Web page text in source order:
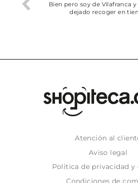
trobat
Bien pero soy de Vilafranca
dejado recoger en
Atención al
Aviso legal
Politica de privacidad y
Condiciones de